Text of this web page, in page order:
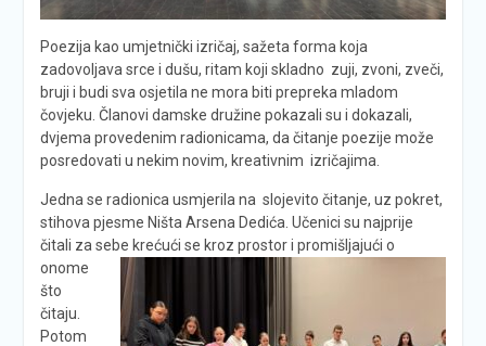
Poezija kao umjetnički izričaj, sažeta forma koja
zadovoljava srce i dušu, ritam koji skladno zuji, zvoni, zveči,
bruji i budi sva osjetila ne mora biti prepreka mladom
čovjeku. Članovi damske družine pokazali su i dokazali,
dvjema provedenim radionicama, da čitanje poezije može
posredovati u nekim novim, kreativnim izričajima.
Jedna se radionica usmjerila na slojevito čitanje, uz pokret,
stihova pjesme Ništa Arsena Dedića. Učenici su najprije
čitali za sebe krećući se kroz prostor i promišljajući o
onome
što
čitaju.
Potom